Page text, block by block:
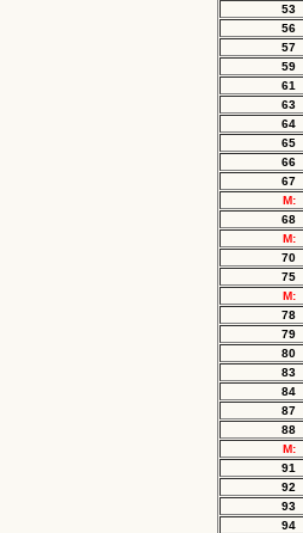
53
56
57
59
61
63
64
65
66
67
M:
68
M:
70
75
M:
78
79
80
83
84
87
88
M:
91
92
93
94